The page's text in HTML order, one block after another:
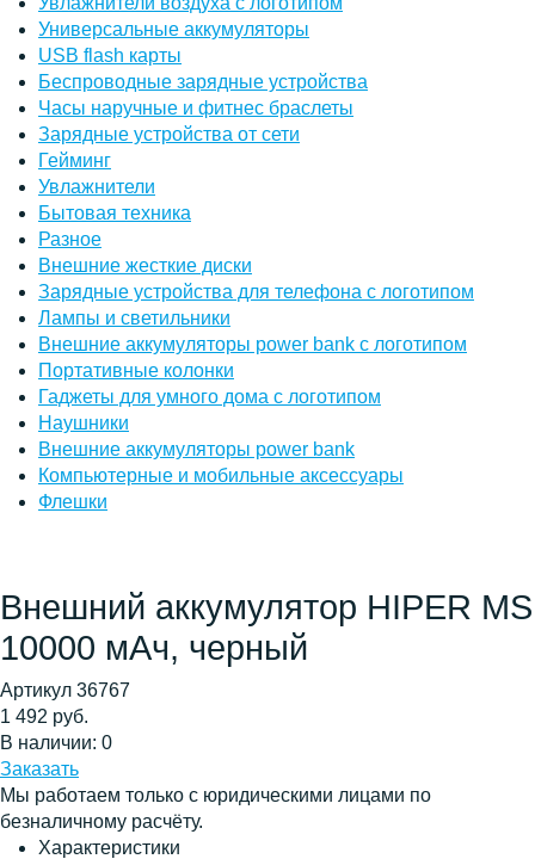
Универсальные аккумуляторы
USB flash карты
Беспроводные зарядные устройства
Часы наручные и фитнес браслеты
Зарядные устройства от сети
Гейминг
Увлажнители
Бытовая техника
Разное
Внешние жесткие диски
Зарядные устройства для телефона с логотипом
Лампы и светильники
Внешние аккумуляторы power bank с логотипом
Портативные колонки
Гаджеты для умного дома с логотипом
Наушники
Внешние аккумуляторы power bank
Компьютерные и мобильные аксессуары
Флешки
Внешний аккумулятор HIPER MS
10000 мАч, черный
Артикул 36767
1 492 руб.
В наличии: 0
Заказать
Мы работаем только с юридическими лицами по
безналичному расчёту.
Характеристики